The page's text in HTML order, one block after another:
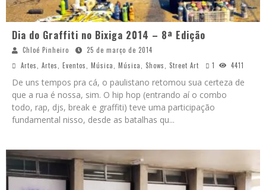
Dia do Graffiti no Bixiga 2014 – 8ª Edição
Chloé Pinheiro
25 de março de 2014
Artes
Artes Eventos Música Música Shows Street Art 1 4411
De uns tempos pra cá, o paulistano retomou sua certeza de
que a rua é nossa, sim. O hip hop (entrando aí o combo
todo, rap, djs, break e graffiti) teve uma participação
fundamental nisso, desde as batalhas qu...